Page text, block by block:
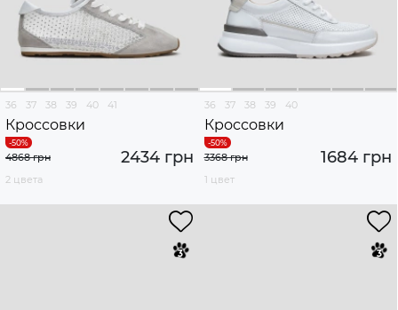
36 37 38 39 40 41
Кроссовки
2434 грн
4868 грн
2 цвета
36 37 38 39 40
Кроссовки
1684 грн
3368 грн
1 цвет